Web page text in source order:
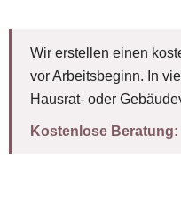
Wir erstellen einen
vor Arbeitsbeginn. In
Hausrat- oder
Kostenlose Beratung: